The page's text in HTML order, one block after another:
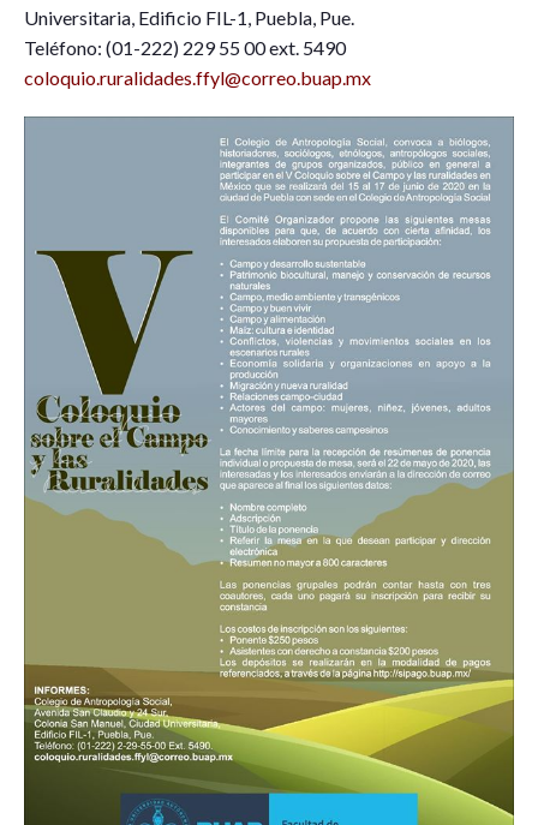
Universitaria, Edificio FIL-1, Puebla, Pue.
Teléfono: (01-222) 229 55 00 ext. 5490
coloquio.ruralidades.ffyl@correo.buap.mx